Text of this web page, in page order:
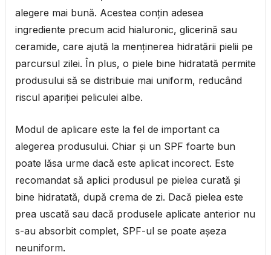
alegere mai bună. Acestea conțin adesea
ingrediente precum acid hialuronic, glicerină sau
ceramide, care ajută la menținerea hidratării pielii pe
parcursul zilei. În plus, o piele bine hidratată permite
produsului să se distribuie mai uniform, reducând
riscul apariției peliculei albe.
Modul de aplicare este la fel de important ca
alegerea produsului. Chiar și un SPF foarte bun
poate lăsa urme dacă este aplicat incorect. Este
recomandat să aplici produsul pe pielea curată și
bine hidratată, după crema de zi. Dacă pielea este
prea uscată sau dacă produsele aplicate anterior nu
s-au absorbit complet, SPF-ul se poate așeza
neuniform.